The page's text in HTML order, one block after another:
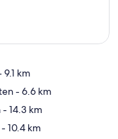
9.1 km
- 6.6 km
- 14.3 km
- 10.4 km